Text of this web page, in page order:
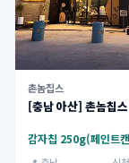
촌놈칩스
[충남 아산] 촌놈칩스